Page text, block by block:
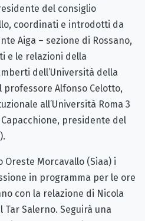
del consiglio
coordinati e introdotti da
Aiga – sezione di Rossano,
e le relazioni della
dell’Università della
professore Alfonso Celotto,
all’Università Roma 3
presidente del
Oreste Morcavallo (Siaa) i
in programma per le ore
con la relazione di Nicola
Salerno. Seguirà una